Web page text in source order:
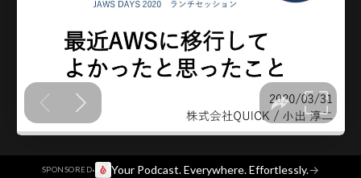
SPONSORED· Your Podcast. Everywhere. Effortlessly.→